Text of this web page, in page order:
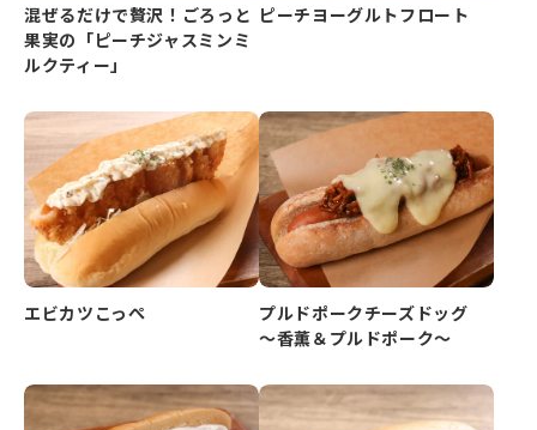
混ぜるだけで贅沢！ごろっと
果実の「ピーチジャスミンミ
ルクティー」
ピーチヨーグルトフロート
エビカツこっぺ
プルドポークチーズドッグ
～香薫＆プルドポーク～